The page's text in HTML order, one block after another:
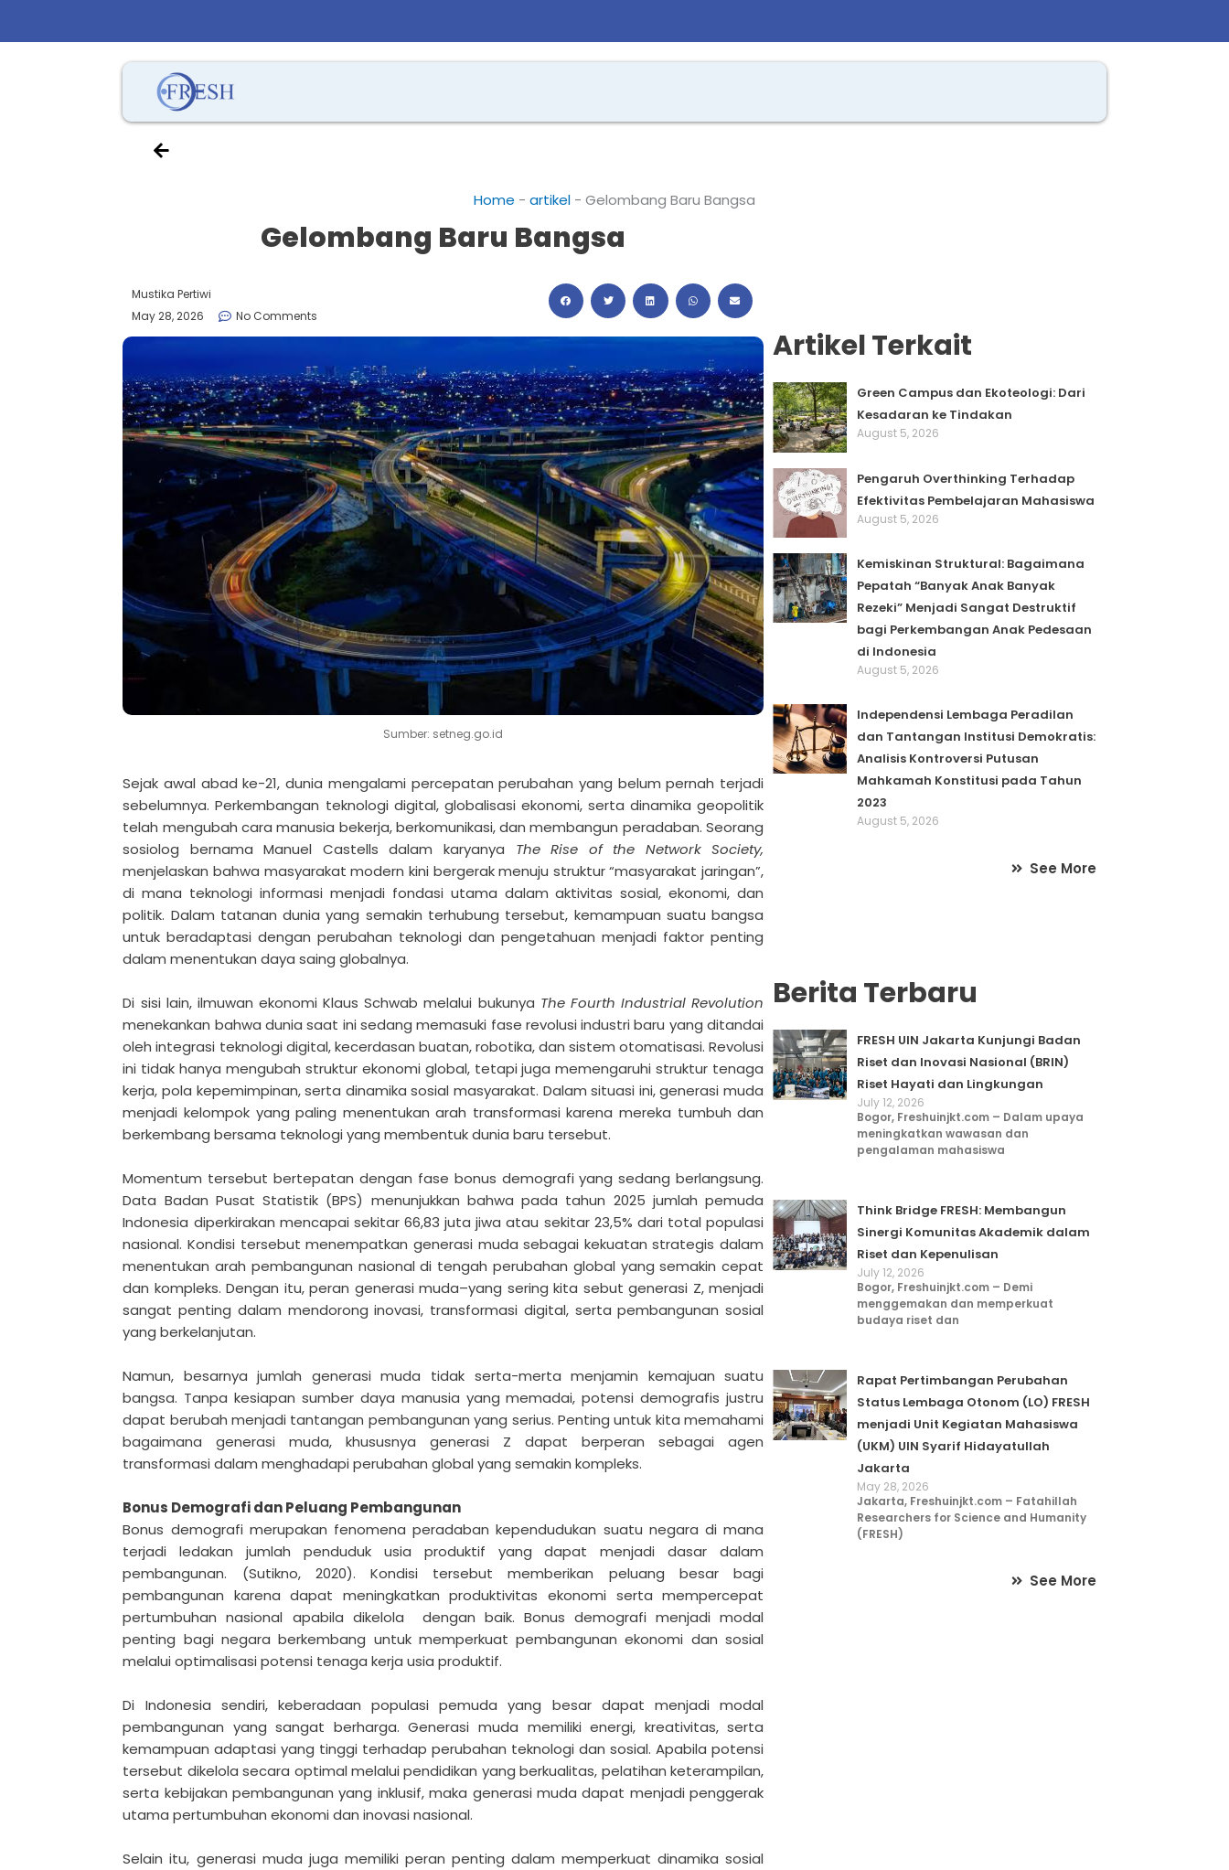
Home - artikel - Gelombang Baru Bangsa
Gelombang Baru Bangsa
Mustika Pertiwi
May 28, 2026
No Comments
Sumber: setneg.go.id
Sejak awal abad ke-21, dunia mengalami percepatan perubahan yang belum pernah terjadi
sebelumnya. Perkembangan teknologi digital, globalisasi ekonomi, serta dinamika geopolitik
telah mengubah cara manusia bekerja, berkomunikasi, dan membangun peradaban. Seorang
sosiolog bernama Manuel Castells dalam karyanya The Rise of the Network Society,
menjelaskan bahwa masyarakat modern kini bergerak menuju struktur “masyarakat jaringan”,
di mana teknologi informasi menjadi fondasi utama dalam aktivitas sosial, ekonomi, dan
politik. Dalam tatanan dunia yang semakin terhubung tersebut, kemampuan suatu bangsa
untuk beradaptasi dengan perubahan teknologi dan pengetahuan menjadi faktor penting
dalam menentukan daya saing globalnya.
Di sisi lain, ilmuwan ekonomi Klaus Schwab melalui bukunya The Fourth Industrial Revolution
menekankan bahwa dunia saat ini sedang memasuki fase revolusi industri baru yang ditandai
oleh integrasi teknologi digital, kecerdasan buatan, robotika, dan sistem otomatisasi. Revolusi
ini tidak hanya mengubah struktur ekonomi global, tetapi juga memengaruhi struktur tenaga
kerja, pola kepemimpinan, serta dinamika sosial masyarakat. Dalam situasi ini, generasi muda
menjadi kelompok yang paling menentukan arah transformasi karena mereka tumbuh dan
berkembang bersama teknologi yang membentuk dunia baru tersebut.
Momentum tersebut bertepatan dengan fase bonus demografi yang sedang berlangsung.
Data Badan Pusat Statistik (BPS) menunjukkan bahwa pada tahun 2025 jumlah pemuda
Indonesia diperkirakan mencapai sekitar 66,83 juta jiwa atau sekitar 23,5% dari total populasi
nasional. Kondisi tersebut menempatkan generasi muda sebagai kekuatan strategis dalam
menentukan arah pembangunan nasional di tengah perubahan global yang semakin cepat
dan kompleks. Dengan itu, peran generasi muda–yang sering kita sebut generasi Z, menjadi
sangat penting dalam mendorong inovasi, transformasi digital, serta pembangunan sosial
yang berkelanjutan.
Namun, besarnya jumlah generasi muda tidak serta-merta menjamin kemajuan suatu
bangsa. Tanpa kesiapan sumber daya manusia yang memadai, potensi demografis justru
dapat berubah menjadi tantangan pembangunan yang serius. Penting untuk kita memahami
bagaimana generasi muda, khususnya generasi Z dapat berperan sebagai agen
transformasi dalam menghadapi perubahan global yang semakin kompleks.
Bonus Demografi dan Peluang Pembangunan
Bonus demografi merupakan fenomena peradaban kependudukan suatu negara di mana
terjadi ledakan jumlah penduduk usia produktif yang dapat menjadi dasar dalam
pembangunan. (Sutikno, 2020). Kondisi tersebut memberikan peluang besar bagi
pembangunan karena dapat meningkatkan produktivitas ekonomi serta mempercepat
pertumbuhan nasional apabila dikelola dengan baik. Bonus demografi menjadi modal
penting bagi negara berkembang untuk memperkuat pembangunan ekonomi dan sosial
melalui optimalisasi potensi tenaga kerja usia produktif.
Di Indonesia sendiri, keberadaan populasi pemuda yang besar dapat menjadi modal
pembangunan yang sangat berharga. Generasi muda memiliki energi, kreativitas, serta
kemampuan adaptasi yang tinggi terhadap perubahan teknologi dan sosial. Apabila potensi
tersebut dikelola secara optimal melalui pendidikan yang berkualitas, pelatihan keterampilan,
serta kebijakan pembangunan yang inklusif, maka generasi muda dapat menjadi penggerak
utama pertumbuhan ekonomi dan inovasi nasional.
Selain itu, generasi muda juga memiliki peran penting dalam memperkuat dinamika sosial
Artikel Terkait
Green Campus dan Ekoteologi: Dari
Kesadaran ke Tindakan
August 5, 2026
Pengaruh Overthinking Terhadap
Efektivitas Pembelajaran Mahasiswa
August 5, 2026
Kemiskinan Struktural: Bagaimana
Pepatah “Banyak Anak Banyak
Rezeki” Menjadi Sangat Destruktif
bagi Perkembangan Anak Pedesaan
di Indonesia
August 5, 2026
Independensi Lembaga Peradilan
dan Tantangan Institusi Demokratis:
Analisis Kontroversi Putusan
Mahkamah Konstitusi pada Tahun
2023
August 5, 2026
See More
Berita Terbaru
FRESH UIN Jakarta Kunjungi Badan
Riset dan Inovasi Nasional (BRIN)
Riset Hayati dan Lingkungan
July 12, 2026
Bogor, Freshuinjkt.com – Dalam upaya
meningkatkan wawasan dan
pengalaman mahasiswa
Think Bridge FRESH: Membangun
Sinergi Komunitas Akademik dalam
Riset dan Kepenulisan
July 12, 2026
Bogor, Freshuinjkt.com – Demi
menggemakan dan memperkuat
budaya riset dan
Rapat Pertimbangan Perubahan
Status Lembaga Otonom (LO) FRESH
menjadi Unit Kegiatan Mahasiswa
(UKM) UIN Syarif Hidayatullah
Jakarta
May 28, 2026
Jakarta, Freshuinjkt.com – Fatahillah
Researchers for Science and Humanity
(FRESH)
See More